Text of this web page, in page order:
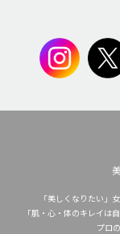
「美しくなりたい」
「肌・心・体のキレイは
プロ